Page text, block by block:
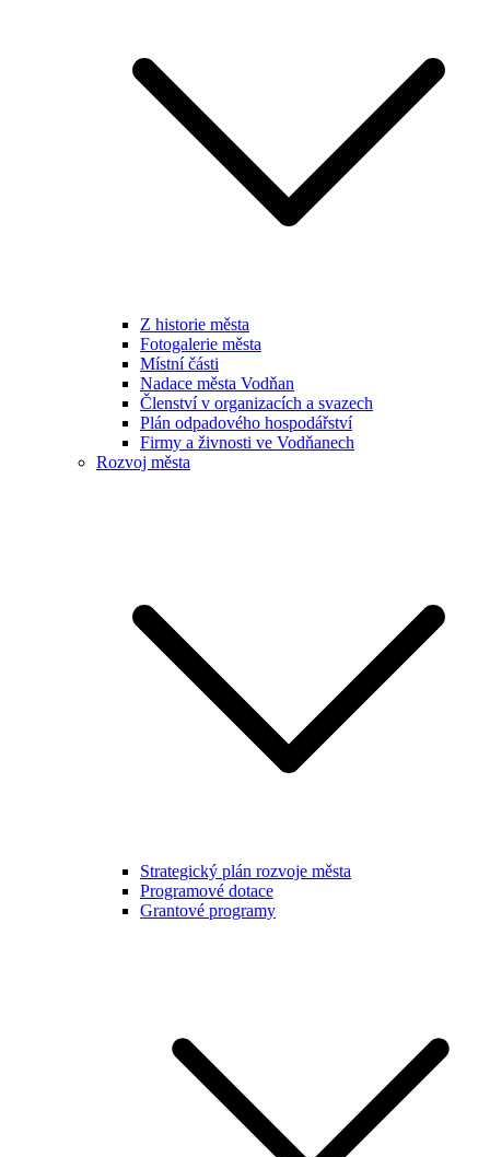
Z historie města
Fotogalerie města
Místní části
Nadace města Vodňan
Členství v organizacích a svazech
Plán odpadového hospodářství
Firmy a živnosti ve Vodňanech
Rozvoj města
Strategický plán rozvoje města
Programové dotace
Grantové programy